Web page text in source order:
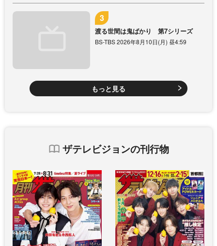
渡る世間は鬼ばかり 第7シリーズ
BS-TBS 2026年8月10日(月) 昼4:59
もっと見る
ザテレビジョンの刊行物